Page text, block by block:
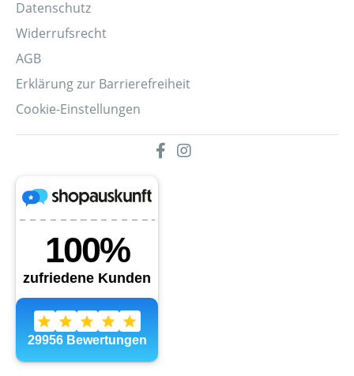
Datenschutz
Widerrufsrecht
AGB
Erklärung zur Barrierefreiheit
Cookie-Einstellungen